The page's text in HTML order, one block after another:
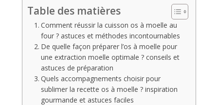
Table des matières
Comment réussir la cuisson os à moelle au
four ? astuces et méthodes incontournables
De quelle façon préparer l’os à moelle pour
une extraction moelle optimale ? conseils et
astuces de préparation
Quels accompagnements choisir pour
sublimer la recette os à moelle ? inspiration
gourmande et astuces faciles